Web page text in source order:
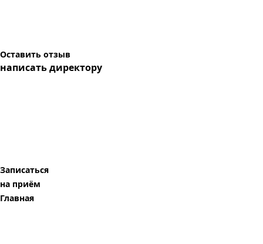
Оставить отзыв
написать директору
Записаться
на приём
Главная